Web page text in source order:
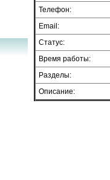
Телефон:
Email:
Статус:
Время работы:
Разделы:
Описание: